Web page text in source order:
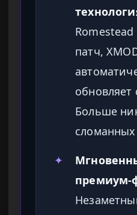
Romestead
патч,
обновляет
Больше
✦
премиум-